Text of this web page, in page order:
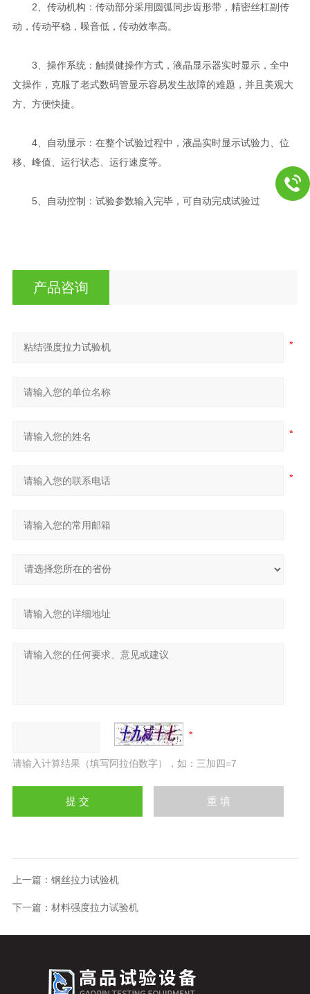
2、传动机构：传动部分采用圆弧同步齿形带，精密丝杠副传
动，传动平稳，噪音低，传动效率高。
3、操作系统：触摸健操作方式，液晶显示器实时显示，全中
文操作，克服了老式数码管显示容易发生故障的难题，并且美观大
方、方便快捷。
4、自动显示：在整个试验过程中，液晶实时显示试验力、位
移、峰值、运行状态、运行速度等。
5、自动控制：试验参数输入完毕，可自动完成试验过
产品咨询
请输入计算结果（填写阿拉伯数字），如：三加四=7
上一篇： 钢丝拉力试验机
下一篇： 材料强度拉力试验机